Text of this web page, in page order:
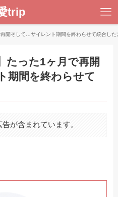
trip
再開そして…サイレント期間を終わらせて統合した
たった1ヶ月で再開
期間を終わらせて
が含まれています。